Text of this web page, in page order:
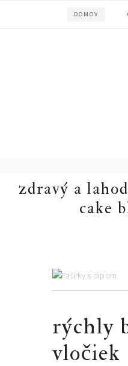
DOMOV
zdravý a
cake
rýchly
vločiek